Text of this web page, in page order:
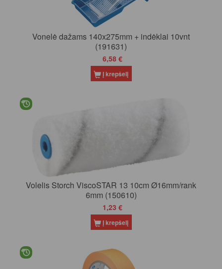
Vonelė dažams 140x275mm + indėklai 10vnt
(191631)
6,58 €
Į krepšelį
Volelis Storch ViscoSTAR 13 10cm Ø16mm/rank
6mm (150610)
1,23 €
Į krepšelį